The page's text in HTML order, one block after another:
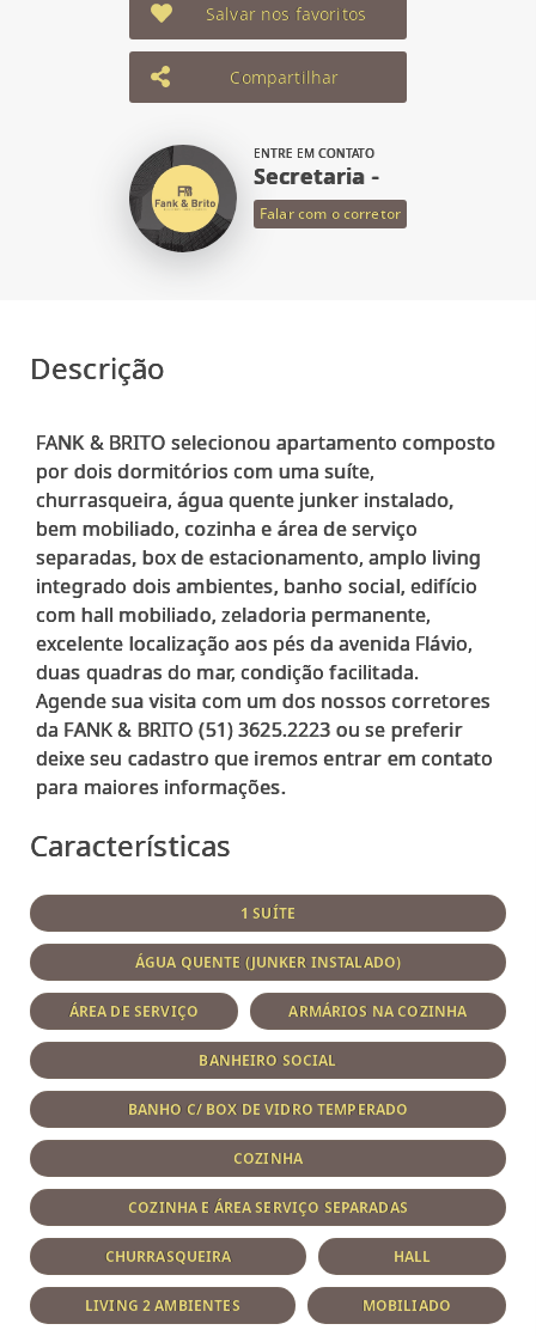
Salvar nos favoritos
Compartilhar
ENTRE EM CONTATO
Secretaria -
Falar com o corretor
Descrição
FANK & BRITO selecionou apartamento composto
por dois dormitórios com uma suíte,
churrasqueira, água quente junker instalado,
bem mobiliado, cozinha e área de serviço
separadas, box de estacionamento, amplo living
integrado dois ambientes, banho social, edifício
com hall mobiliado, zeladoria permanente,
excelente localização aos pés da avenida Flávio,
duas quadras do mar, condição facilitada.
Agende sua visita com um dos nossos corretores
da FANK & BRITO (51) 3625.2223 ou se preferir
deixe seu cadastro que iremos entrar em contato
para maiores informações.
Características
1 SUÍTE
ÁGUA QUENTE (JUNKER INSTALADO)
ÁREA DE SERVIÇO ARMÁRIOS NA COZINHA
BANHEIRO SOCIAL
BANHO C/ BOX DE VIDRO TEMPERADO
COZINHA
COZINHA E ÁREA SERVIÇO SEPARADAS
CHURRASQUEIRA HALL
LIVING 2 AMBIENTES MOBILIADO